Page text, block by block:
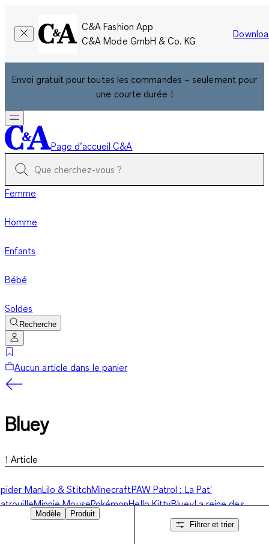
C&A Fashion App
C&A Mode GmbH & Co. KG
Envoi gratuit pour toutes les commandes – seulement pour
une courte durée !
Page d’accueil C&A
Femme
Homme
Enfants
Bébé
Soldes
Recherche
Aucun article dans le panier
Bluey
1 Article
ManLilo & StitchMinecraftPAW Patrol : La Pat'
Minnie MousePokémonHello KittyBlueyLa reine des
Gabby et la Maison magique GamingAutres personnages
Modèle
Produit
Filtrer et trier